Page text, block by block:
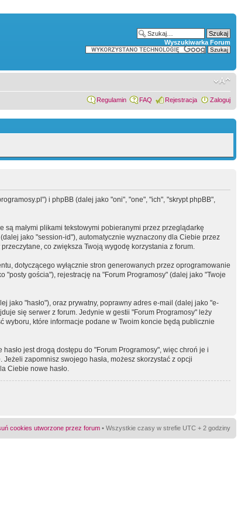
Wyszukiwarka Forum
Regulamin FAQ Rejestracja Zaloguj
i phpBB (dalej jako "oni", "one", "ich", "skrypt phpBB",
małymi plikami tekstowymi pobieranymi przez przeglądarkę
jako "session-id"), automatycznie wyznaczony dla Ciebie przez
co zwiększa Twoją wygodę korzystania z forum.
dotyczącego wyłącznie stron generowanych przez oprogramowanie
gościa"), rejestrację na "Forum Programosy" (dalej jako "Twoje
jako "hasło"), oraz prywatny, poprawny adres e-mail (dalej jako "e-
się serwer z forum. Jedynie w gestii "Forum Programosy" leży
wyboru, które informacje podane w Twoim koncie będą publicznie
jest drogą dostępu do "Forum Programosy", więc chroń je i
zapomnisz swojego hasła, możesz skorzystać z opcji
Ciebie nowe hasło.
cookies utworzone przez forum • Wszystkie czasy w strefie UTC + 2 godziny